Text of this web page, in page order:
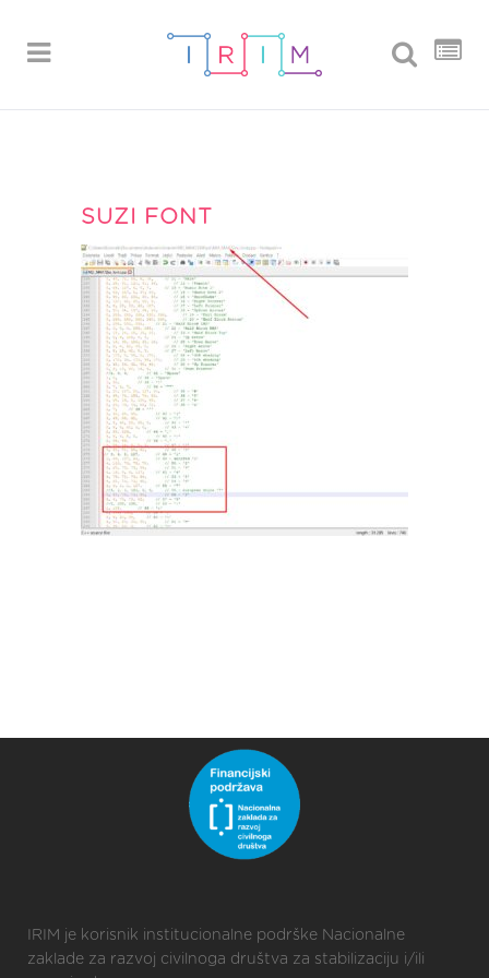
SUZI FONT
IRIM je korisnik institucionalne podrške Nacionalne
zaklade za razvoj civilnoga društva za stabilizaciju i/ili